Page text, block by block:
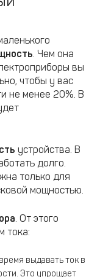
. Чем она
вы
чтобы у вас
не менее 20%. В
устройства. В
долго.
только для
мощностью.
. От этого
тока:
выдавать ток в
Это упрощает